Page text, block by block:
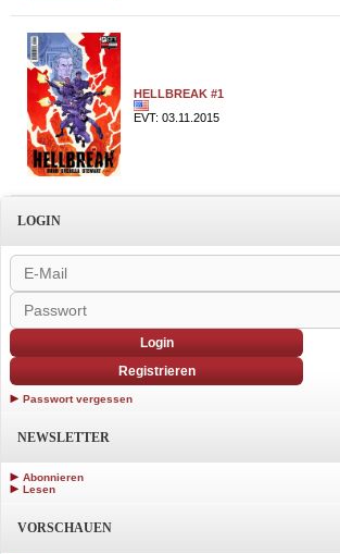
HELLBREAK #1
EVT: 03.11.2015
LOGIN
Login
Registrieren
Passwort vergessen
NEWSLETTER
Abonnieren
Lesen
VORSCHAUEN